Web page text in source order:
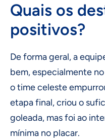
Quais os
positivos?
De forma geral, a
bem, especialmente
o time celeste
etapa final, criou o
goleada, mas foi ao
mínima no placar.